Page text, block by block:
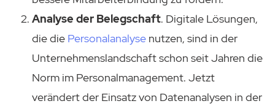
Analyse der Belegschaft. Digitale Lösungen,
die die Personalanalyse nutzen, sind in der
Unternehmenslandschaft schon seit Jahren die
Norm im Personalmanagement. Jetzt
verändert der Einsatz von Datenanalysen in der